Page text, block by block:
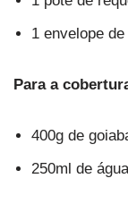
1 envelope
Para a
400g de
250ml de água